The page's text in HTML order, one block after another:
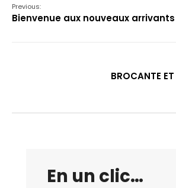
Previous:
Bienvenue aux nouveaux arrivants
BROCANTE
En un clic…